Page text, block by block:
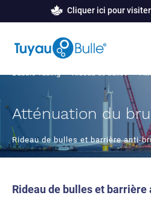
Cliquer ici pour visiter
La technologie Bubble Tubing®
Solutions
Bubble Tubing>Rideau de bulles>
Atténuation du
Rideau de bulles et barrière anti-
Rideau de bulles et barrière